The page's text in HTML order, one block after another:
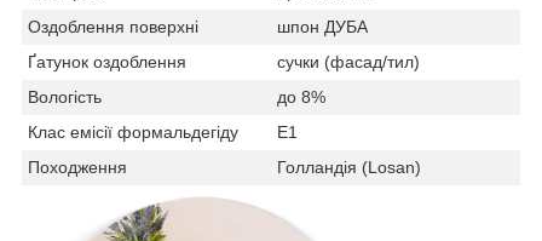
Оздоблення поверхні
шпон ДУБА
Ґатунок оздоблення
сучки (фасад/тил)
Вологість
до 8%
Клас емісії формальдегіду
Е1
Походження
Голландія (Losan)